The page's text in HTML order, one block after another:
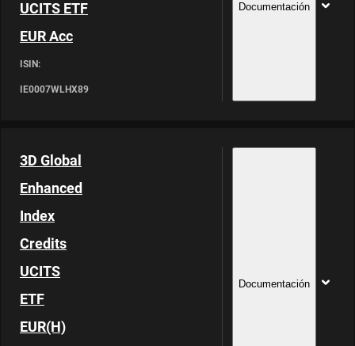
UCITS ETF
EUR Acc
ISIN:
IE0007WLHX89
Documentación
3D Global
Enhanced
Index
Credits
UCITS
ETF
EUR(H)
Documentación